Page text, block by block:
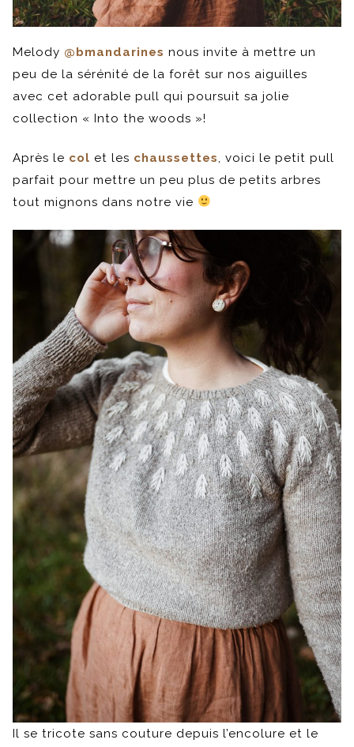
Melody @bmandarines nous invite à mettre un
peu de la sérénité de la forêt sur nos aiguilles
avec cet adorable pull qui poursuit sa jolie
collection « Into the woods »!
Après le col et les chaussettes, voici le petit pull
parfait pour mettre un peu plus de petits arbres
tout mignons dans notre vie
Il se tricote sans couture depuis l’encolure et le